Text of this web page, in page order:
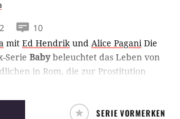
10
mit Ed Hendrikund Alice Pagani Die
Serie Babybeleuchtet das Leben von
in Rom, die zur Prostitution
aus einem Vorfall, bei dem der
von Mussolinis Enkelin in Jugend-
SERIE VORMERKEN